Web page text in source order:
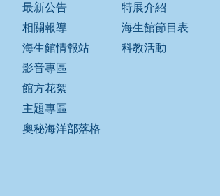
最新公告
相關報導
海生館情報站
影音專區
館方花絮
主題專區
奧秘海洋部落格
特展介紹
海生館節目表
科教活動